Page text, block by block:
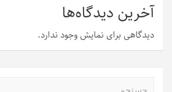
آخرین دیدگاه‌ها
دیدگاهی برای نمایش وجود ندارد.